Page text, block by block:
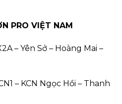
PRO VIỆT NAM
– Yên Sở – Hoàng Mai –
– KCN Ngọc Hồi – Thanh